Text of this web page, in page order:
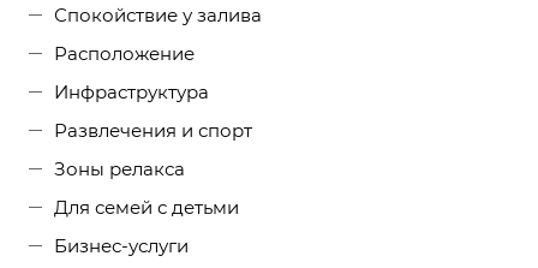
Спокойствие у залива
Расположение
Инфраструктура
Развлечения и спорт
Зоны релакса
Для семей с детьми
Бизнес-услуги